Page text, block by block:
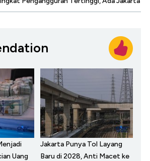
Uang
Jakarta Punya Tol Layang
Baru di 2028, Anti Macet ke